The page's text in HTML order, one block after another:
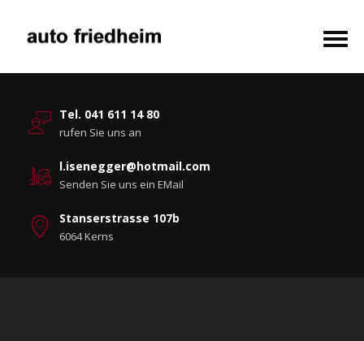
Tel. 041 611 14 80
rufen Sie uns an
l.isenegger@hotmail.com
Senden Sie uns ein EMail
Stanserstrasse 107b
6064 Kerns